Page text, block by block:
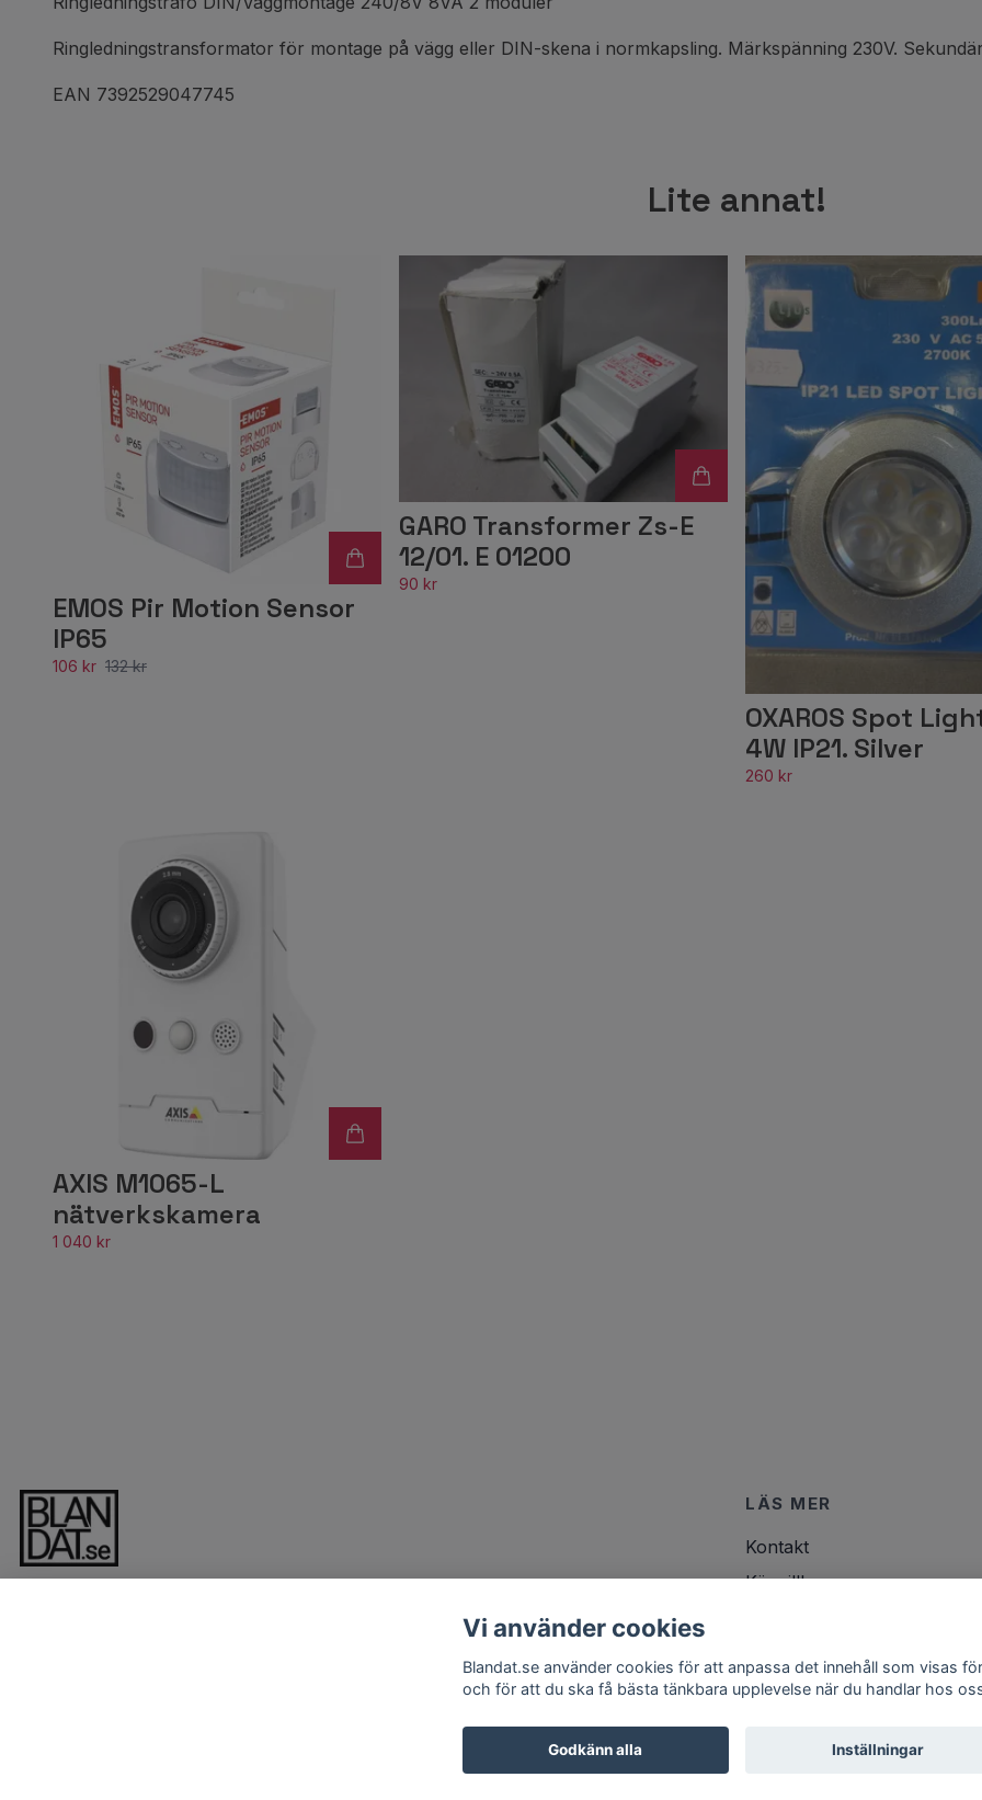
Ringledningstransformator för montage på vägg eller DIN-skena i normkapsling. Märkspänning 230V.
EAN 7392529047745
Lite annat!
EMOS Pir Motion Sensor
IP65
106 kr 132 kr
GARO Transformer Zs-E
12/01. E 01200
90 kr
OXAROS Spot
4W IP21. Silver
260 kr
AXIS M1065-L
nätverkskamera
1 040 kr
LÄS MER
Kontakt
Köpvillkor
Vi använder cookies
Blandat.se använder cookies för att anpassa det innehåll som visas
och för att du ska få bästa tänkbara upplevelse när du handlar hos
Godkänn alla Inställningar